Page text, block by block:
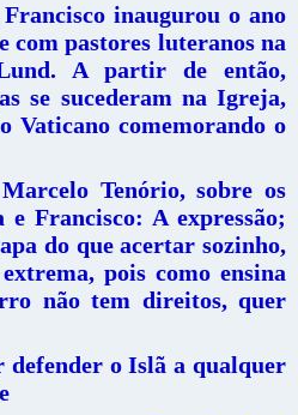
inaugurou o ano
com pastores luteranos na
A partir de então,
se sucederam na Igreja,
Vaticano comemorando o
Tenório, sobre os
e Francisco: A expressão;
do que acertar sozinho,
pois como ensina
não tem direitos, quer
o Islã a qualquer